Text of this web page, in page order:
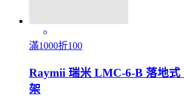
滿1000折100
Raymii 瑞米 LMC-6-B 落地式
架